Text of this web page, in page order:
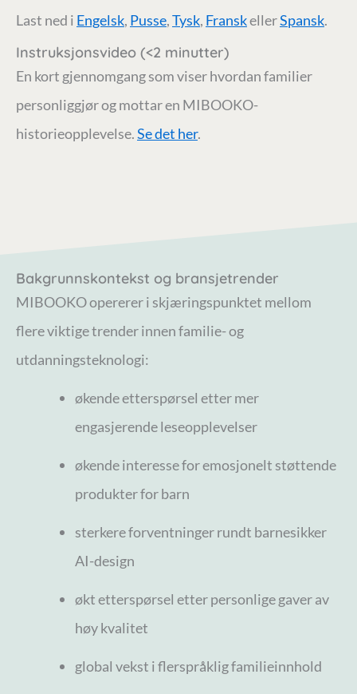
Last ned i Engelsk, Pusse,Tysk, FranskellerSpansk.
Instruksjonsvideo (<2 minutter)
En kort gjennomgang som viser hvordan familier
personliggjør og mottar en MIBOOKO-
historieopplevelse.Se det her.
Bakgrunnskontekst og bransjetrender
MIBOOKO opererer i skjæringspunktet mellom
flere viktige trender innen familie- og
utdanningsteknologi:
økende etterspørsel etter mer
engasjerende leseopplevelser
økende interesse for emosjonelt støttende
produkter for barn
sterkere forventninger rundt barnesikker
AI-design
økt etterspørsel etter personlige gaver av
høy kvalitet
global vekst i flerspråklig familieinnhold